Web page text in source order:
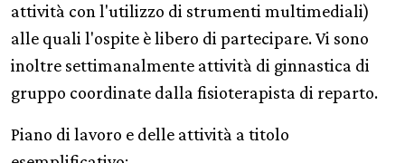
attività con l'utilizzo di strumenti multimediali)
alle quali l'ospite è libero di partecipare. Vi sono
inoltre settimanalmente attività di ginnastica di
gruppo coordinate dalla fisioterapista di reparto.
Piano di lavoro e delle attività a titolo